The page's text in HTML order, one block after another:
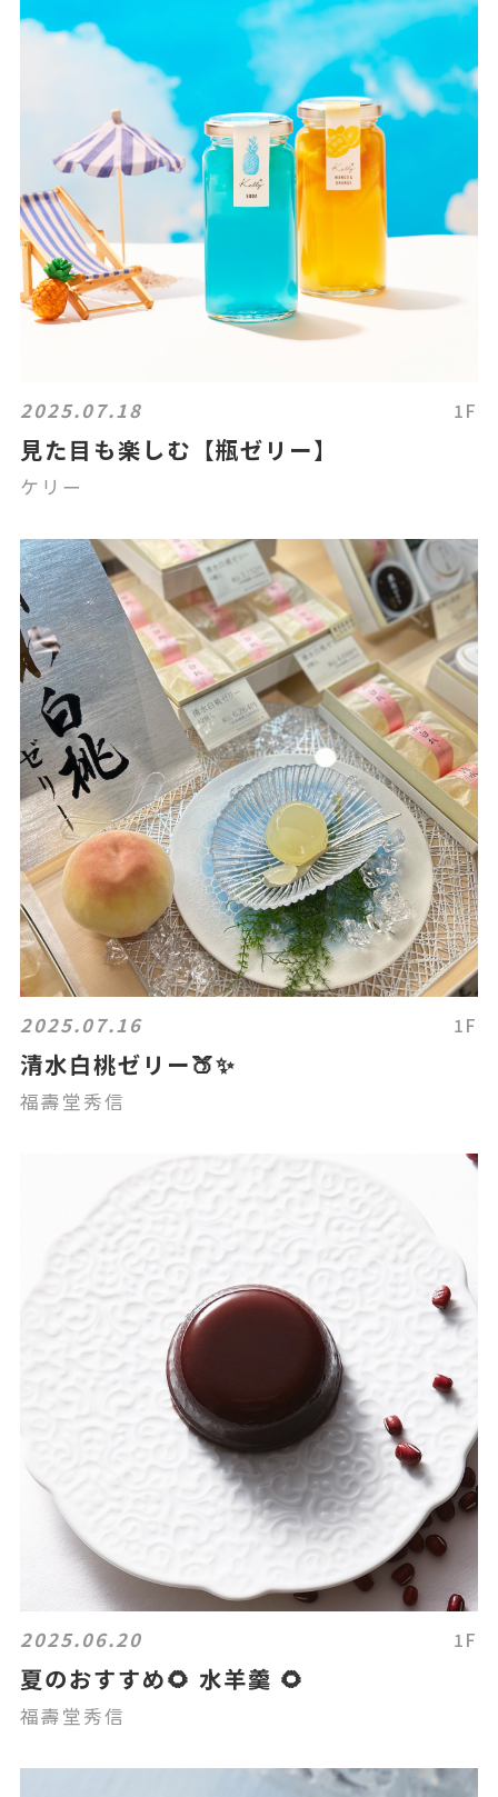
2025.07.18 1F
見た目も楽しむ【瓶ゼリー】
ケリー
2025.07.16 1F
清水白桃ゼリー🍑✨
福壽堂秀信
2025.06.20 1F
夏のおすすめ🌻 水羊羹 🌻
福壽堂秀信